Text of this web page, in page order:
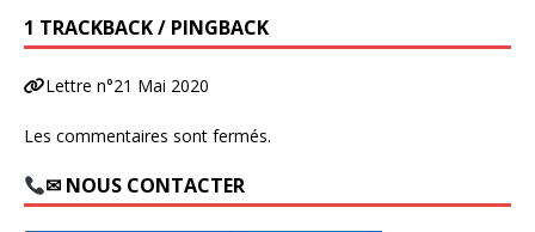
1 TRACKBACK / PINGBACK
Lettre n°21 Mai 2020
Les commentaires sont fermés.
✉ NOUS CONTACTER